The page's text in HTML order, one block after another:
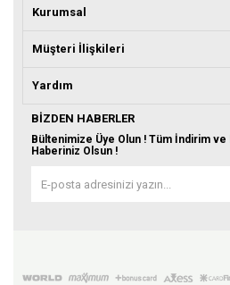
Kurumsal
Müşteri İlişkileri
Yardım
BIZDEN HABERLER
Bültenimize Üye Olun ! Tüm İndirim ve
Haberiniz Olsun !